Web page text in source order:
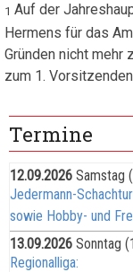
1 Auf der
Hermens für das
Gründen nicht mehr
zum 1.
Termine
12.09.2026 Samstag
Jedermann-
sowie Hobby- und
13.09.2026 Sonntag
Regionalliga: